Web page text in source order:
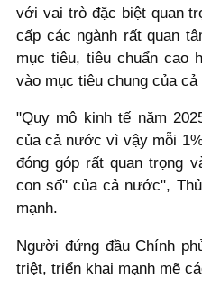
với vai trò đặc biệt quan
cấp các ngành rất quan
mục tiêu, tiêu chuẩn cao
vào mục tiêu chung của
"Quy mô kinh tế năm
của cả nước vì vậy mỗi
đóng góp rất quan trọng
con số" của cả nước",
mạnh.
Người đứng đầu Chính
triệt, triển khai mạnh mẽ